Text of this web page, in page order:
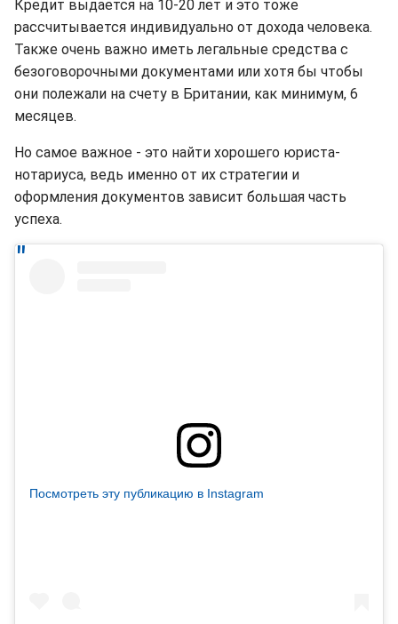
Кредит выдается на 10-20 лет и это тоже
рассчитывается индивидуально от дохода человека.
Также очень важно иметь легальные средства с
безоговорочными документами или хотя бы чтобы
они полежали на счету в Британии, как минимум, 6
месяцев.
Но самое важное - это найти хорошего юриста-
нотариуса, ведь именно от их стратегии и
оформления документов зависит большая часть
успеха.
Посмотреть эту публикацию в Instagram